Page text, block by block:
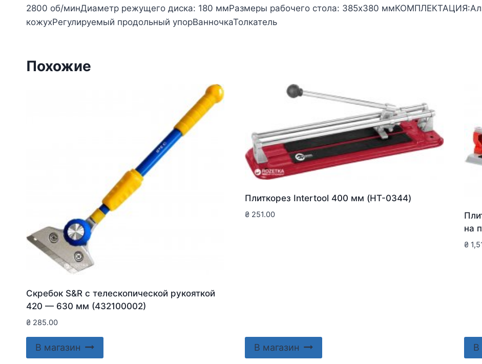
2800 об/минДиаметр режущего диска: 180 ммРазмеры рабочего стола: 385х380
кожухРегулируемый продольный упорВанночкаТолкатель
Похожие
Скребок S&R с телескопической рукояткой
420 — 630 мм (432100002)
₴ 285.00
В магазин
Плиткорез Intertool 400 мм (HT-0344)
₴ 251.00
В магазин
на
₴
В